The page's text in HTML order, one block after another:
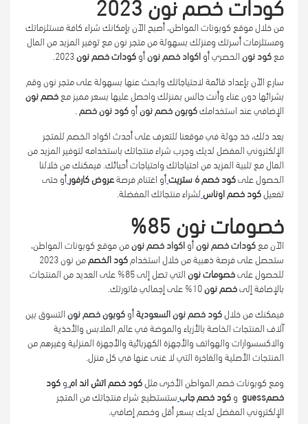
من خلال موقع كوبونات المواطن، أصبح الآن بإمكانك شراء كافة مستلزماتك
ومستلزمات أسرتك ومنزلك بسهولة من متجر نون مع توفير المزيد من المال
معكود نونالحصري أواكواد خصم نونأوكودات خصم نون
سارع الآن بإعداد قائمة لاحتياجاتك وابحث عنها بسهولة على متجر نون وقم
بشرائها دون عناء وأنت جالس بمنزلك واحصل عليها بسعر مميز معخصم نون
الإضافي عند استخدامككوبون خصم نونأوكود نون خصم
بعد ذلك، خذ جولة في موقعنا للتعرف على أحدث اكواد الخصم للمتجر
الإلكتروني المفضل لديك وجرب شراء منتجاتك باستخدامه لتوفير المزيد من
المال مع تلبية المزيد من احتياجاتك واحتياجات أحبائك. فيمكنك من خلالنا
الحصول علىكود خصم 6 ستريت أو اغتنام فرصةعروض كارفورأو حتى
تفعيلكود خصم اوناسلشراء منتجاتك المفضلة.
خصومات نون 85%
الآن معكودات خصم نونأواكواد خصم نونمن موقع كوبونات المواطن،
ستحصل على فرصة ذهبية من خلال استخدامكود الخصم
من نون 2023
للحصول علىخصومات نون
التي تصل إلى 85% على العديد من المنتجات
بالإضافة إلىخصم نون
فيمكنك من خلالكود خصم نون السعوديةأوكوبون خصم نونالتسوق بين
آلاف المنتجات الخاصة بالأزياء والموضة في عالم الملابس والأحذية
والاكسسوارات والهواتف والأجهزة الكهربائية والأجهزة المنزلية وغيرهم من
المنتجات الأصلية والفاخرة التي لا غنى عنها في كل منزل.
ومع كوبونات خصم المواطن الأخرى مثلكود خصم اتش اند ام وكود
خصمguess وكود خصم جابستستطيع شراء منتجاتك من المتجر
الإلكتروني المفضل لديك بسعر أقل وخصم إضافي.